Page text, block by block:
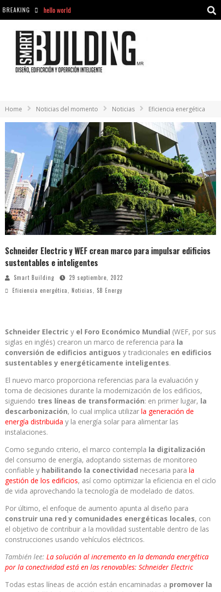
BREAKING
hello world
hello world
Home Noticias del momento Noticias Eficiencia energética
Schneider Electric y WEF crean marco para impulsar edificios
sustentables e inteligentes
Smart Building
29 septiembre, 2022
Eficiencia energética, Noticias, SB Energy
Schneider Electric y el Foro Económico Mundial (WEF, por sus
siglas en inglés) crearon un marco de referencia para la
conversión de edificios antiguos y tradicionales en edificios
sustentables y energéticamente inteligentes.
El nuevo marco proporciona referencias para la evaluación y
toma de decisiones durante la modernización de los edificios,
siguiendo tres líneas de transformación: en primer lugar, la
descarbonización, lo cual implica utilizar la generación de
energía distribuida y la energía solar para alimentar las
instalaciones.
Como segundo criterio, el marco contempla la digitalización
del consumo de energía, adoptando sistemas de monitoreo
confiable y habilitando la conectividad necesaria para la
gestión de los edificios, así como optimizar la eficiencia en el ciclo
de vida aprovechando la tecnología de modelado de datos.
Por último, el enfoque de aumento apunta al diseño para
construir una red y comunidades energéticas locales, con
el objetivo de contribuir a la movilidad sustentable dentro de las
construcciones usando vehículos eléctricos.
También lee: La solución al incremento en la demanda energética
por la conectividad está en las renovables: Schneider Electric
Todas estas líneas de acción están encaminadas a promover la